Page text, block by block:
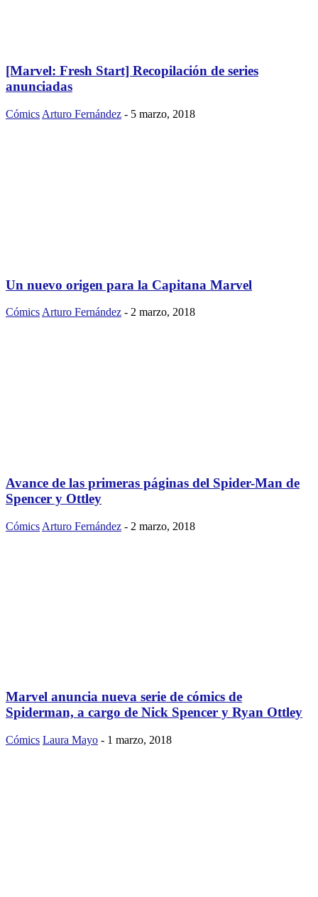
[Marvel: Fresh Start] Recopilación de series
anunciadas
Cómics Arturo Fernández - 5 marzo, 2018
Un nuevo origen para la Capitana Marvel
Cómics Arturo Fernández - 2 marzo, 2018
Avance de las primeras páginas del Spider-Man de
Spencer y Ottley
Cómics Arturo Fernández - 2 marzo, 2018
Marvel anuncia nueva serie de cómics de
Spiderman, a cargo de Nick Spencer y Ryan Ottley
Cómics Laura Mayo - 1 marzo, 2018